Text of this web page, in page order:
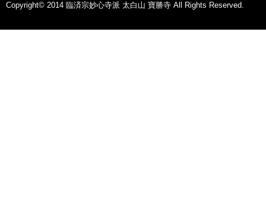
Copyright© 2014 臨済宗妙心寺派 太白山 寶勝寺 All Rights Reserved.